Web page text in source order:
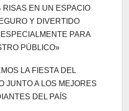
RISAS EN UN ESPACIO
Y DIVERTIDO
PARA
PÚBLICO»
LA FIESTA DEL
JUNTO A LOS MEJORES
DEL PAÍS